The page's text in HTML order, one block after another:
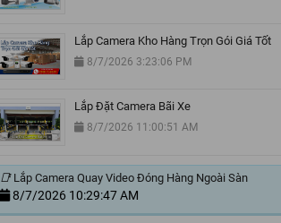
Lắp Camera Kho Hàng Trọn Gói Giá Tốt
8/7/2026 3:23:06 PM
Lắp Đặt Camera Bãi Xe
8/7/2026 11:00:51 AM
📑 Lắp Camera Quay Video Đóng Hàng Ngoài Sàn
8/7/2026 10:29:47 AM